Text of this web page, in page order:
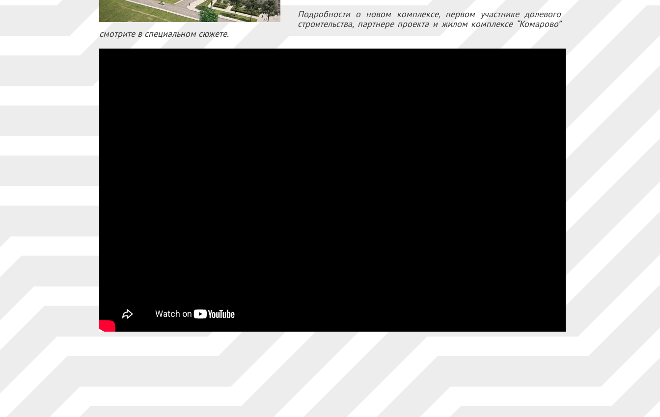
Подробности о новом комплексе, первом участнике долевого
строительства, партнере проекта и жилом комплексе “Комарово”
смотрите в специальном сюжете.